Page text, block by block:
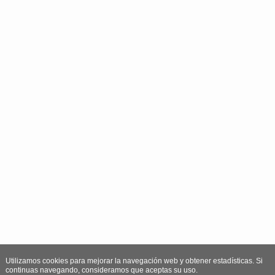
Utilizamos cookies para mejorar la navegación web y obtener estadísticas. Si
continuas navegando, consideramos que aceptas su uso.